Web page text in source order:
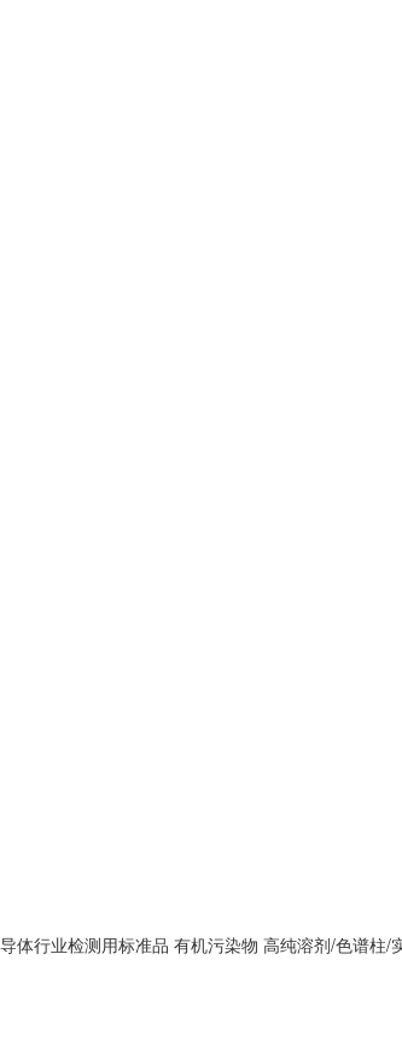
体行业检测用标准品 有机污染物 高纯溶剂/色谱柱/